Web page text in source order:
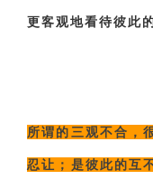
更客观地看待彼此
所谓的三观不合，
忍让；是彼此的互